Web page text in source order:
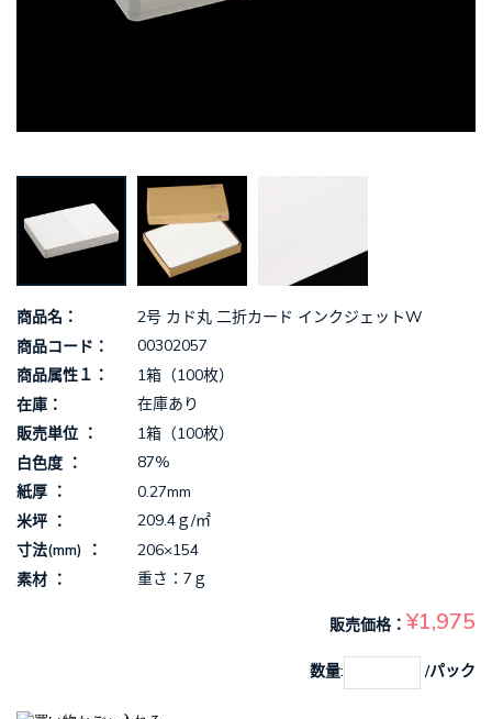
商品名
2号 カド丸 二折カード インクジェットW
商品コード
00302057
商品属性１
1箱（100枚）
在庫
在庫あり
販売単位
1箱（100枚）
白色度
87%
紙厚
0.27mm
米坪
209.4ｇ/㎡
寸法(mm)
206×154
素材
重さ：7ｇ
販売価格 ¥1,975
数量: /パック